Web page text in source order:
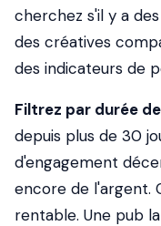
cherchez s'il y a
des créatives
des indicateurs de
Filtrez par durée
depuis plus de 30
d'engagement
encore de l'argent.
rentable. Une pub